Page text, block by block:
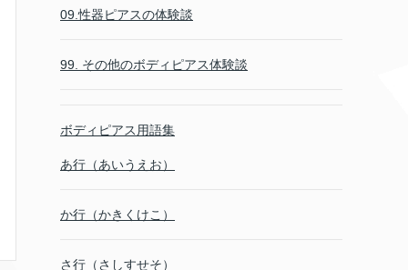
09.性器ピアスの体験談
99. その他のボディピアス体験談
ボディピアス用語集
あ行（あいうえお）
か行（かきくけこ）
さ行（さしすせそ）